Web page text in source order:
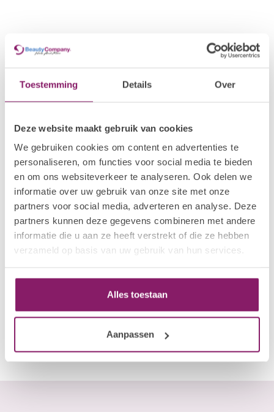
Toestemming Details Over
Deze website maakt gebruik van cookies
We gebruiken cookies om content en advertenties te
personaliseren, om functies voor social media te bieden
en om ons websiteverkeer te analyseren. Ook delen we
informatie over uw gebruik van onze site met onze
partners voor social media, adverteren en analyse. Deze
partners kunnen deze gegevens combineren met andere
informatie die u aan ze heeft verstrekt of die ze hebben
verzameld op basis van uw gebruik van hun services.
Alles toestaan
Aanpassen
gels and professional salon essentials.